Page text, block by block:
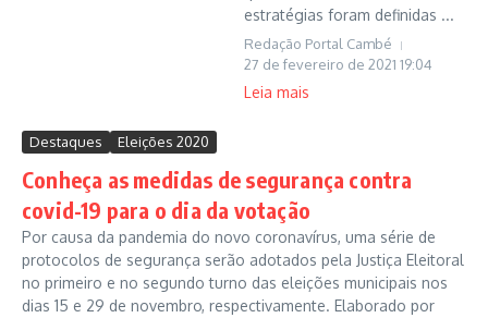
estratégias foram definidas ...
Redação Portal Cambé
27 de fevereiro de 2021 19:04
Leia mais
Destaques Eleições 2020
Conheça as medidas de segurança contra
covid-19 para o dia da votação
Por causa da pandemia do novo coronavírus, uma série de
protocolos de segurança serão adotados pela Justiça Eleitoral
no primeiro e no segundo turno das eleições municipais nos
dias 15 e 29 de novembro, respectivamente. Elaborado por